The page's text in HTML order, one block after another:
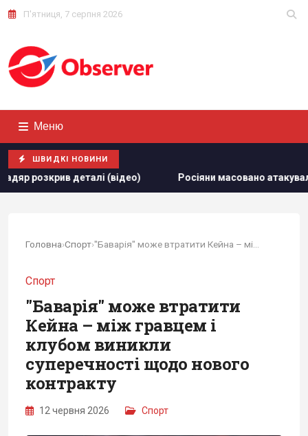
П'ятниця, 7 серпня 2026
Меню
ШВИДКІ НОВИНИ
Росіяни масовано атакували обʼєкти "Укрнафти":
Головна›Спорт›
Спорт
"Баварія" може втратити
Кейна – між гравцем і
клубом виникли
суперечності щодо нового
контракту
12 червня 2026 Спорт